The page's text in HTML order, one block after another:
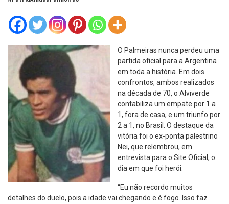
O Palmeiras nunca perdeu uma
partida oficial para a Argentina
em toda a história. Em dois
confrontos, ambos realizados
na década de 70, o Alviverde
contabiliza um empate por 1 a
1, fora de casa, e um triunfo por
2 a 1, no Brasil. O destaque da
vitória foi o ex-ponta palestrino
Nei, que relembrou, em
entrevista para o Site Oficial, o
dia em que foi herói.
“Eu não recordo muitos
detalhes do duelo, pois a idade vai chegando e é fogo. Isso faz